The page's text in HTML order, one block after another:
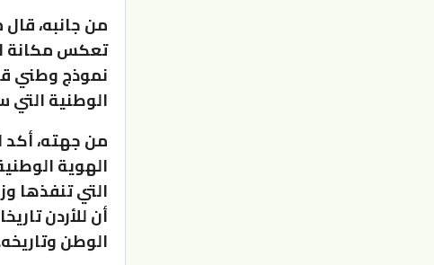
من جانبه،
تعكس مكانة
نموذج وطني
الوطنية
من جهته، أكد
الهوية
التي تنفذها
أن للأردن
الوطن